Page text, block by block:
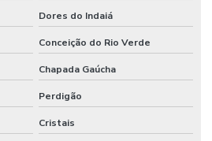
Dores do Indaiá
Conceição do Rio Verde
Chapada Gaúcha
Perdigão
Cristais